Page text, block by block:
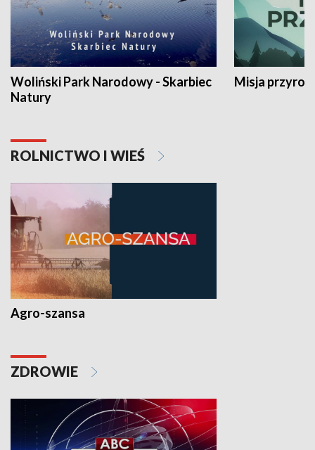
Woliński Park Narodowy - Skarbiec
Natury
Misja
ROLNICTWO I WIEŚ
Agro-szansa
ZDROWIE